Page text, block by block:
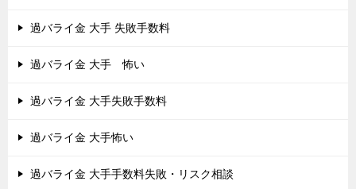
過バライ金 大手 失敗手数料
過バライ金 大手 怖い
過バライ金 大手失敗手数料
過バライ金 大手怖い
過バライ金 大手手数料失敗・リスク相談